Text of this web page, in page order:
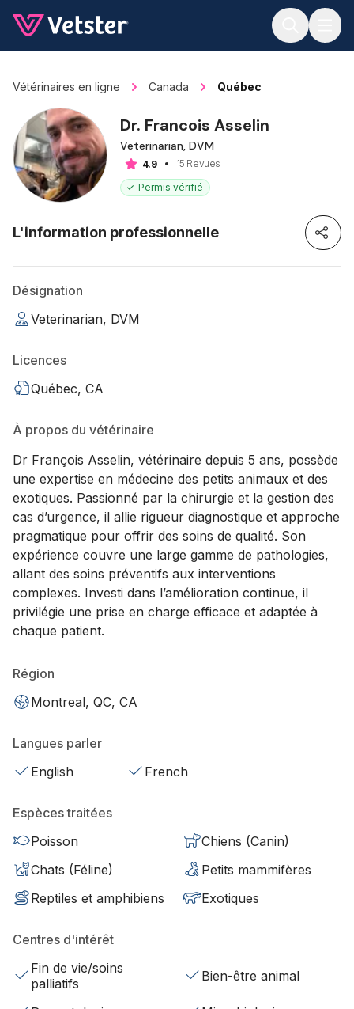
Vétérinaires en ligne Canada Québec
Dr. Francois Asselin
Veterinarian, DVM
4.9
15 Revues
Permis vérifié
L'information professionnelle
Désignation
Veterinarian, DVM
Licences
Québec, CA
À propos du vétérinaire
Dr François Asselin, vétérinaire depuis 5 ans, possède
une expertise en médecine des petits animaux et des
exotiques. Passionné par la chirurgie et la gestion des
cas d’urgence, il allie rigueur diagnostique et approche
pragmatique pour offrir des soins de qualité. Son
expérience couvre une large gamme de pathologies,
allant des soins préventifs aux interventions
complexes. Investi dans l’amélioration continue, il
privilégie une prise en charge efficace et adaptée à
chaque patient.
Région
Montreal, QC, CA
Langues parler
English
French
Espèces traitées
Poisson
Chiens (Canin)
Chats (Féline)
Petits mammifères
Reptiles et amphibiens
Exotiques
Centres d'intérêt
Fin de vie/soins
palliatifs
Bien-être animal